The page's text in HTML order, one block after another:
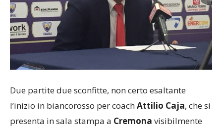
Due partite due sconfitte, non certo esaltante
l’inizio in biancorosso per coachAttilio Caja, che si
presenta in sala stampa a Cremona visibilmente